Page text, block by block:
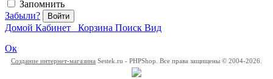
Запомнить
Забыли?
Войти
Домой Кабинет Корзина Поиск Вид
Ок
Создание интернет-магазина Sestek.ru - PHPShop. Все права защищены © 2004-2026.